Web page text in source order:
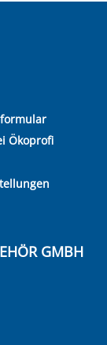
Ökoprofi
GMBH